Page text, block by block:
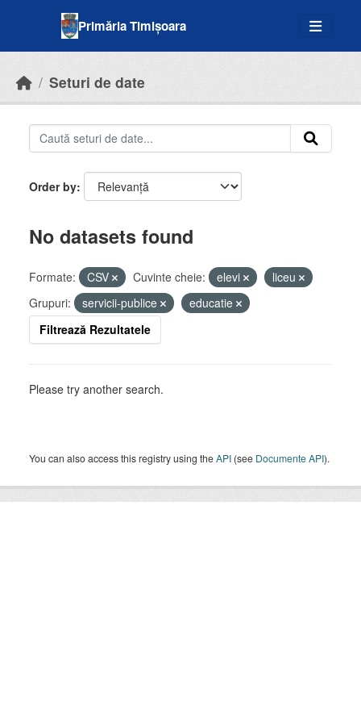
Primăria Timișoara
Seturi de date
Order by
No datasets found
Formate: CSV Cuvinte cheie: elevi
liceu
Grupuri:
servicii-publice
educatie
Filtrează Rezultatele
Please try another search.
You can also access this registry using theAPI (see Documente API).